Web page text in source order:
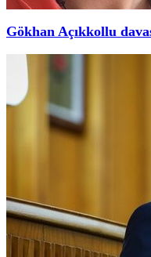
Gökhan Açıkkollu